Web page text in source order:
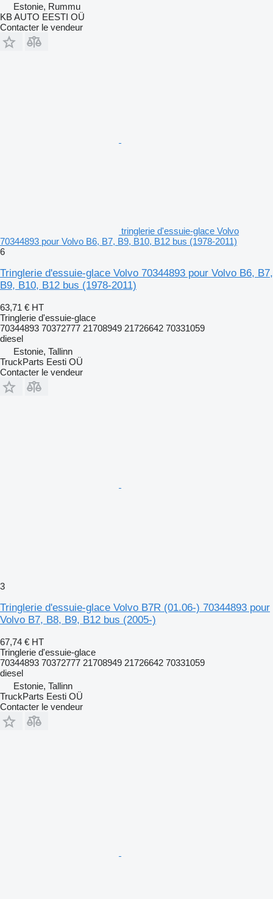
Estonie, Rummu
KB AUTO EESTI OÜ
Contacter le vendeur
tringlerie d'essuie-glace Volvo
70344893 pour Volvo B6, B7, B9, B10, B12 bus (1978-2011)
6
Tringlerie d'essuie-glace Volvo 70344893 pour Volvo B6, B7,
B9, B10, B12 bus (1978-2011)
63,71 € HT
Tringlerie d'essuie-glace
70344893 70372777 21708949 21726642 70331059
diesel
Estonie, Tallinn
TruckParts Eesti OÜ
Contacter le vendeur
3
Tringlerie d'essuie-glace Volvo B7R (01.06-) 70344893 pour
Volvo B7, B8, B9, B12 bus (2005-)
67,74 € HT
Tringlerie d'essuie-glace
70344893 70372777 21708949 21726642 70331059
diesel
Estonie, Tallinn
TruckParts Eesti OÜ
Contacter le vendeur